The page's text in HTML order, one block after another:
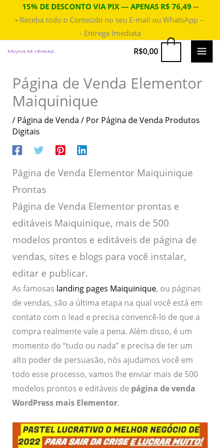
para
conteúdo
15% DE DESCONTO VIA PIX --- APENAS R$ 76,49 --
- Receba todo o Conteúdo no seu E-mail ou WhatsApp --
- Entrega Imediata
R$0,00
Página de Venda Elementor
Maiquinique
/ Página de Venda / Por Página de Venda Produtos
Digitais
Página de Venda Elementor Maiquinique
Prontas
Página de Venda Elementor prontas e
editáveis Maiquinique, mais de 500
modelos prontos e editáveis de página de
vendas, sites e blogs para você instalar,
editar e publicar.
As famosas landing pages Maiquinique, ou páginas
de vendas, são a última etapa na qual você está em
contato com o lead e precisa convencê-lo de que a
compra realmente vale a pena. Além disso, é um
momento do “tudo ou nada” e precisa de ter um
alto poder de persuasão, nós ajudamos você em
todo esse processo, vamos lhe enviar mais de 500
modelos prontos e editáveis de página de venda
WordPress mais Elementor.